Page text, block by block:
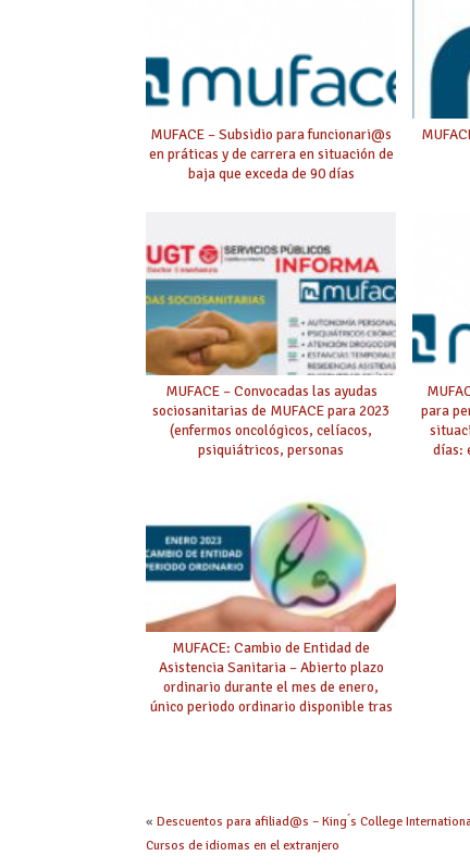
MUFACE – Subsidio para funcionari@s
en práticas y de carrera en situación de
baja que exceda de 90 días
MUFACE – Convocadas las ayudas
sociosanitarias de MUFACE para 2023
(enfermos oncológicos, celíacos,
psiquiátricos, personas
personas en situación de dependencia,
ayudas para facilitar la autonomía
personal)
para
días:
MUFACE: Cambio de Entidad de
Asistencia Sanitaria – Abierto plazo
ordinario durante el mes de enero,
único periodo ordinario disponible tras
«Descuentos para afiliad@s – King ́s College
Cursos de idiomas en el extranjero